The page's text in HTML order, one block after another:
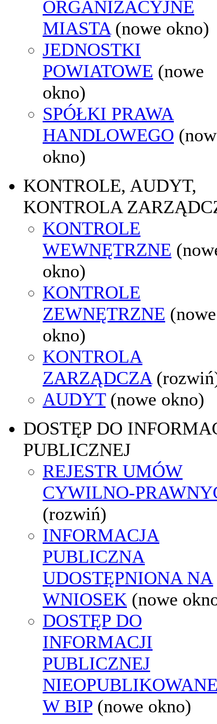
ORGANIZACYJNE
MIASTA (nowe okno)
JEDNOSTKI
POWIATOWE (nowe
okno)
SPÓŁKI PRAWA
HANDLOWEGO
okno)
KONTROLE, AUDYT,
KONTROLA
KONTROLE
WEWNĘTRZNE
okno)
KONTROLE
ZEWNĘTRZNE (nowe
okno)
KONTROLA
ZARZĄDCZA
AUDYT (nowe okno)
DOSTĘP DO
PUBLICZNEJ
REJESTR UMÓW
CYWILNO-
(rozwiń)
INFORMACJA
PUBLICZNA
UDOSTĘPNIONA NA
WNIOSEK (nowe
DOSTĘP DO
INFORMACJI
PUBLICZNEJ
W BIP (nowe okno)